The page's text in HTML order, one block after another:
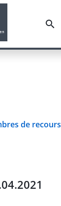
de recours